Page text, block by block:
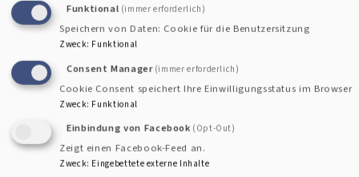
hier:
https://transformatio-
journal.org/ojs/index.php/trans/article/view/974
Gemeinsam mit Ilona Nord, Professorin für Praktische
Theologie in Würzburg, wurden die Chancen der digitalen
Selbsthilfegruppen für Trauernde beleuchtet. Zum
Download geht es hier .
Funktional (immer erforderlich)
Speichern von Daten: Cookie für die Benutzersitzung
Zweck: Funktional
Consent Manager (immer erforderlich)
Cookie Consent speichert Ihre Einwilligungsstatus im Browser
Zweck: Funktional
Einbindung von Facebook (Opt-Out)
Zeigt einen Facebook-Feed an.
Zweck: Eingebettete externe Inhalte